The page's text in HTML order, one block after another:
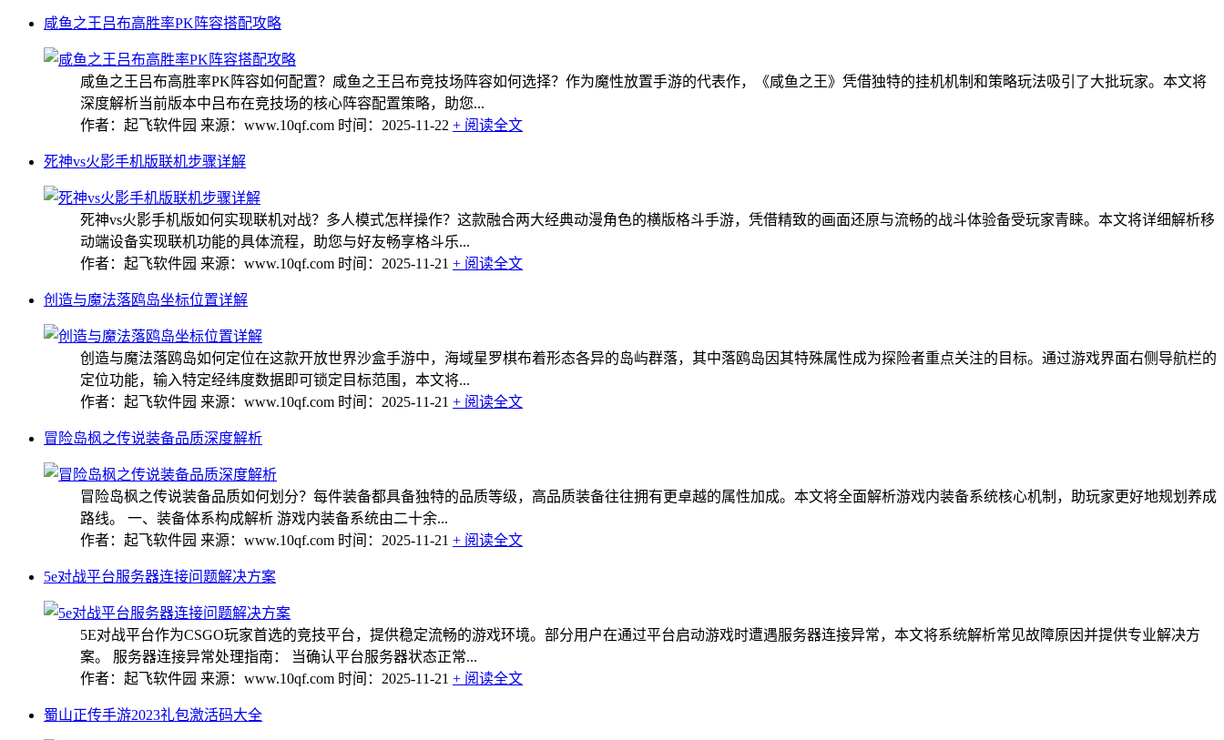
咸鱼之王吕布高胜率PK阵容搭配攻略
咸鱼之王吕布高胜率PK阵容如何配置？咸鱼之王吕布竞技场阵容如何选择？作为魔性放置手游的代表作，《咸鱼之王》凭借独特的挂机机制和策略玩法吸引了大批玩家。本文将
深度解析当前版本中吕布在竞技场的核心阵容配置策略，助您...
作者：起飞软件园 来源：www.10qf.com 时间：2025-11-22 + 阅读全文
死神vs火影手机版联机步骤详解
死神vs火影手机版如何实现联机对战？多人模式怎样操作？这款融合两大经典动漫角色的横版格斗手游，凭借精致的画面还原与流畅的战斗体验备受玩家青睐。本文将详细解析移
动端设备实现联机功能的具体流程，助您与好友畅享格斗乐...
作者：起飞软件园 来源：www.10qf.com 时间：2025-11-21 + 阅读全文
创造与魔法落鸥岛坐标位置详解
创造与魔法落鸥岛如何定位在这款开放世界沙盒手游中，海域星罗棋布着形态各异的岛屿群落，其中落鸥岛因其特殊属性成为探险者重点关注的目标。通过游戏界面右侧导航栏的
定位功能，输入特定经纬度数据即可锁定目标范围，本文将...
作者：起飞软件园 来源：www.10qf.com 时间：2025-11-21 + 阅读全文
冒险岛枫之传说装备品质深度解析
冒险岛枫之传说装备品质如何划分？每件装备都具备独特的品质等级，高品质装备往往拥有更卓越的属性加成。本文将全面解析游戏内装备系统核心机制，助玩家更好地规划养成
路线。 一、装备体系构成解析 游戏内装备系统由二十余...
作者：起飞软件园 来源：www.10qf.com 时间：2025-11-21 + 阅读全文
5e对战平台服务器连接问题解决方案
5E对战平台作为CSGO玩家首选的竞技平台，提供稳定流畅的游戏环境。部分用户在通过平台启动游戏时遭遇服务器连接异常，本文将系统解析常见故障原因并提供专业解决方
案。 服务器连接异常处理指南： 当确认平台服务器状态正常...
作者：起飞软件园 来源：www.10qf.com 时间：2025-11-21 + 阅读全文
蜀山正传手游2023礼包激活码大全